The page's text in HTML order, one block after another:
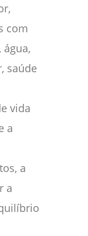
com
saúde
vida
a
a
a